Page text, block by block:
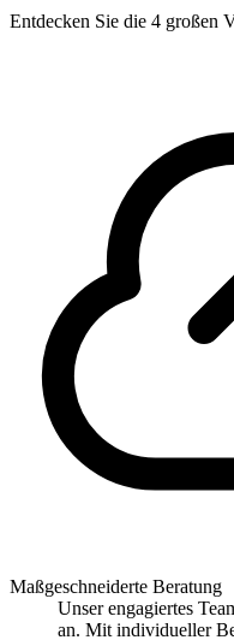
Entdecken Sie die 4 großen
Maßgeschneiderte Beratung
Unser engagiertes
an. Mit individueller